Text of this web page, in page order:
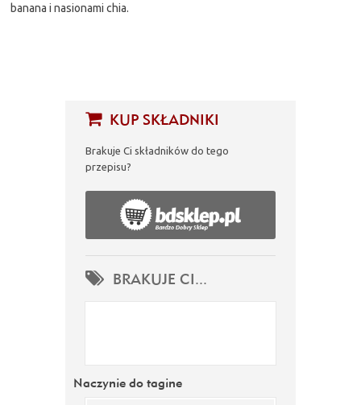
KUP SKŁADNIKI
Brakuje Ci składników do tego
przepisu?
BRAKUJE CI...
Naczynie do tagine
banana i nasionami chia.